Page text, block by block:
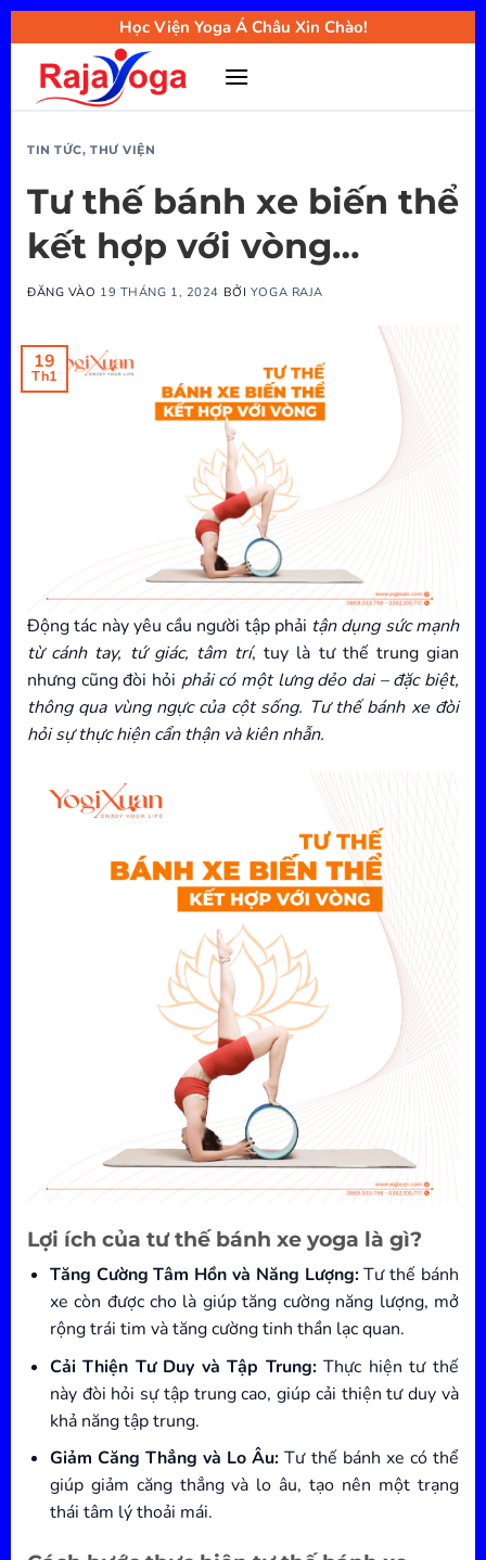
Bỏ
qua
nội
Học Viện Yoga Á Châu Xin Chào!
TIN TỨC,THƯ VIỆN
Tư thế bánh xe biến thể
kết hợp với vòng…
ĐĂNG VÀO 19 THÁNG 1, 2024 BỞI YOGA RAJA
19
Th1
Động tác này yêu cầu người tập phải tận dụng sức mạnh
từ cánh tay, tứ giác, tâm trí, tuy là tư thế trung gian
nhưng cũng đòi hỏi phải có một lưng dẻo dai – đặc biệt,
thông qua vùng ngực của cột sống. Tư thế bánh xe đòi
hỏi sự thực hiện cẩn thận và kiên nhẫn.
Lợi ích của tư thế bánh xe yoga là gì?
Tăng Cường Tâm Hồn và Năng Lượng:Tư thế bánh
xe còn được cho là giúp tăng cường năng lượng, mở
rộng trái tim và tăng cường tinh thần lạc quan.
Cải Thiện Tư Duy và Tập Trung:Thực hiện tư thế
này đòi hỏi sự tập trung cao, giúp cải thiện tư duy và
khả năng tập trung.
Giảm Căng Thẳng và Lo Âu: Tư thế bánh xe có thể
giúp giảm căng thẳng và lo âu, tạo nên một trạng
thái tâm lý thoải mái.